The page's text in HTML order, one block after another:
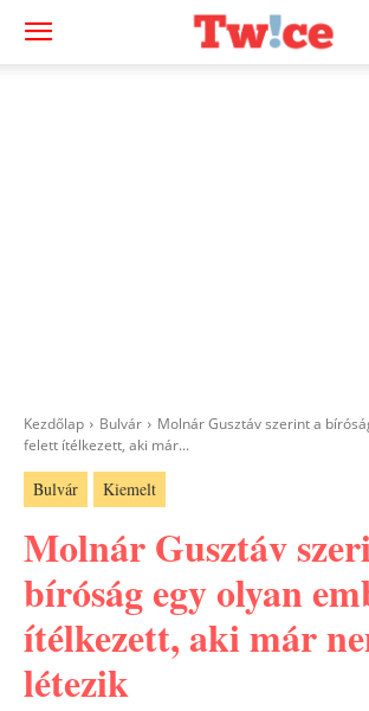
Kezdőlap Bulvár
Molnár Gusztáv szerint a
felett ítélkezett, aki már...
Bulvár Kiemelt
Molnár Gusztáv
bíróság egy olyan
ítélkezett, aki már
létezik